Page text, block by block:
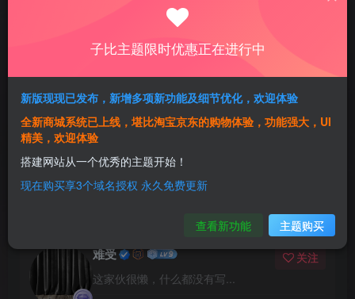
登录后继续查看
登录
这个新功能真不错
评分
难受
这家伙很懒，什么都没有写...
关注
子比主题限时优惠正在进行中
新版现现已发布，新增多项新功能及细节优化，欢迎体验
全新商城系统已上线，堪比淘宝京东的购物体验，功能强大，UI
精美，欢迎体验
搭建网站从一个优秀的主题开始！
现在购买享3个域名授权 永久免费更新
查看新功能 主题购买